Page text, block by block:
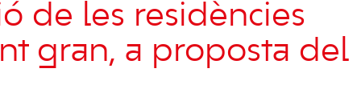
de les residències
gran, a proposta del